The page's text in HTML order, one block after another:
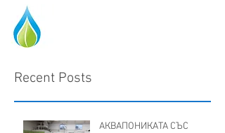
Recent Posts
АКВАПОНИКАТА СЪС